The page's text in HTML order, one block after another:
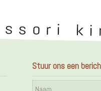
Stuur ons een